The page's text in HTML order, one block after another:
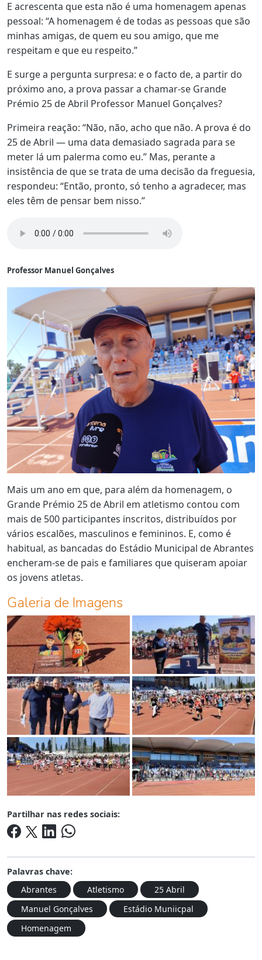
E acrescenta que esta não é uma homenagem apenas
pessoal: “A homenagem é de todas as pessoas que são
minhas amigas, de quem eu sou amigo, que me
respeitam e que eu respeito.”
E surge a pergunta surpresa: e o facto de, a partir do
próximo ano, a prova passar a chamar-se Grande
Prémio 25 de Abril Professor Manuel Gonçalves?
Primeira reação: “Não, não, acho que não. A prova é do
25 de Abril — uma data demasiado sagrada para se
meter lá um palerma como eu.” Mas, perante a
insistência de que se trata de uma decisão da freguesia,
respondeu: “Então, pronto, só tenho a agradecer, mas
eles têm de pensar bem nisso.”
Professor Manuel Gonçalves
Mais um ano em que, para além da homenagem, o
Grande Prémio 25 de Abril em atletismo contou com
mais de 500 participantes inscritos, distribuídos por
vários escalões, masculinos e femininos. E, como é
habitual, as bancadas do Estádio Municipal de Abrantes
encheram-se de pais e familiares que quiseram apoiar
os jovens atletas.
Galeria de Imagens
Partilhar nas redes sociais:
Palavras chave:
Abrantes
Atletismo
25 Abril
Manuel Gonçalves
Estádio Muniicpal
Homenagem